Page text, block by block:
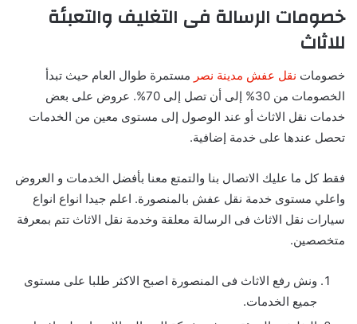
خصومات الرسالة فى التغليف والتعبئة
للاثاث
خصومات نقل عفش مدينة نصر مستمرة طوال العام حيث تبدأ
الخصومات من 30% إلى أن تصل إلى 70%.
عروض على بعض
خدمات نقل الاثاث أو عند الوصول إلى مستوى معين من الخدمات
تحصل عندها على خدمة إضافية.
فقط كل ما عليك الاتصال بنا والتمتع معنا بأفضل الخدمات و العروض
واعلي مستوى خدمة نقل عفش بالمنصورة. اعلم جيدا انواع انواع
سيارات نقل الاثاث فى الرسالة معلقة وخدمة نقل الاثاث تتم بمعرفة
متخصصين.
ونش رفع الاثاث فى المنصورة اصبح الاكثر طلبا على مستوى
جميع الخدمات.